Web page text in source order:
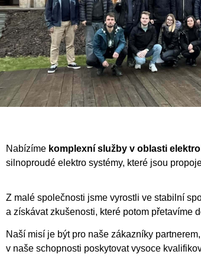
Nabízíme komplexní služby v oblasti
silnoproudé elektro systémy, které jsou
Z malé společnosti jsme vyrostli ve stabilní
a získávat zkušenosti, které potom přetavíme
Naší misí je být pro naše zákazníky
v naše schopnosti poskytovat vysoce